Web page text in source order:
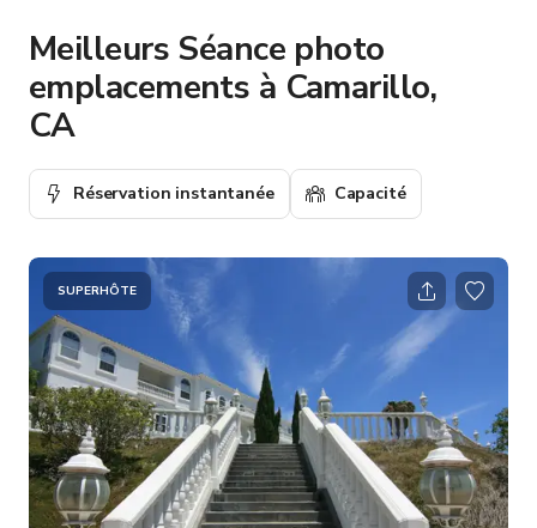
Meilleurs Séance photo
emplacements à Camarillo,
CA
Réservation instantanée Capacité
SUPERHÔTE